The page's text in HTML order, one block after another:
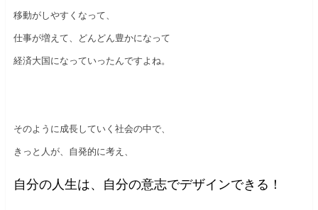
移動がしやすくなって、
仕事が増えて、どんどん豊かになって
経済大国になっていったんですよね。
そのように成長していく社会の中で、
きっと人が、自発的に考え、
自分の人生は、自分の意志でデザインできる！